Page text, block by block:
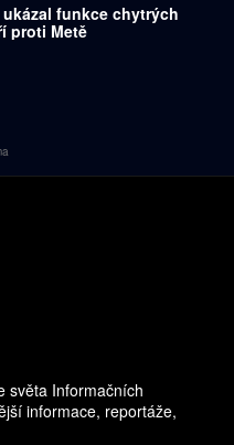
ukázal funkce chytrých
proti Metě
světa Informačních
informace, reportáže,